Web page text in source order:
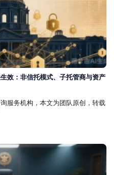
效：非信托模式、子托管商与资产
服务机构，本文为团队原创，转载